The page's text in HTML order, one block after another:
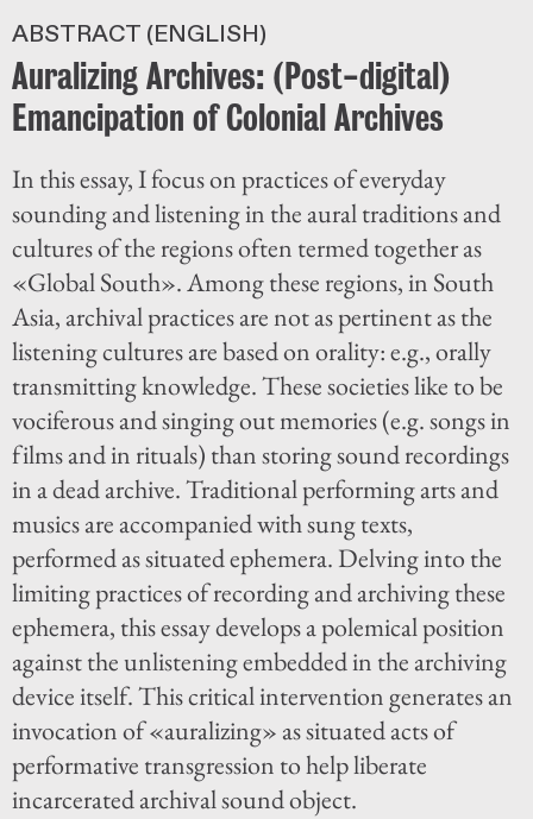
ABSTRACT (ENGLISH)
Auralizing Archives: (Post-digital)
Emancipation of Colonial Archives
In this essay, I focus on practices of everyday
sounding and listening in the aural traditions and
cultures of the regions often termed together as
«Global South». Among these regions, in South
Asia, archival practices are not as pertinent as the
listening cultures are based on orality: e.g., orally
transmitting knowledge. These societies like to be
vociferous and singing out memories (e.g. songs in
films and in rituals) than storing sound recordings
in a dead archive. Traditional performing arts and
musics are accompanied with sung texts,
performed as situated ephemera. Delving into the
limiting practices of recording and archiving these
ephemera, this essay develops a polemical position
against the unlistening embedded in the archiving
device itself. This critical intervention generates an
invocation of «auralizing» as situated acts of
performative transgression to help liberate
incarcerated archival sound object.